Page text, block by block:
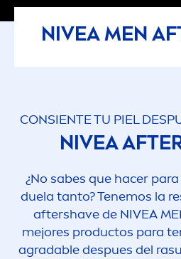
NIVEA MEN
CONSIENTE TU PIEL
NIVEA
¿No sabes que hacer
duela tanto? Tenemos la
aftershave de NIVEA
mejores productos para
agradable despues del